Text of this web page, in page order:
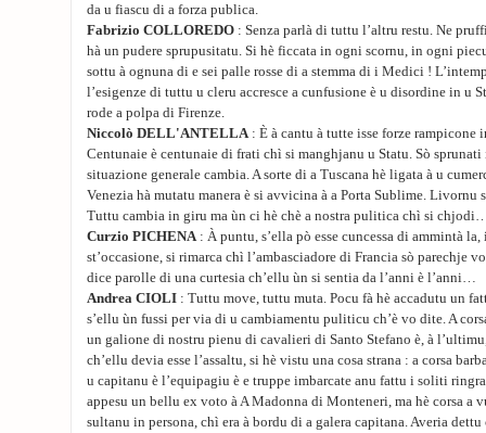
da u fiascu di a forza publica.
Fabrizio COLLOREDO : Senza parlà di tuttu l’altru restu. Ne
hà un pudere sprupusitatu. Si hè ficcata in ogni scornu, in ogni
sottu à ognuna di e sei palle rosse di a stemma di i Medici !
l’esigenze di tuttu u cleru accresce a cunfusione è u disordine in u
rode a polpa di Firenze.
Niccolò DELL'ANTELLA : È à cantu à tutte isse forze rampicone
Centunaie è centunaie di frati chì si manghjanu u Statu. Sò sprunati
situazione generale cambia. A sorte di a Tuscana hè ligata à u
Venezia hà mutatu manera è si avvicina à a Porta Sublime. Livornu
Tuttu cambia in giru ma ùn ci hè chè a nostra pulitica chì si
Curzio PICHENA : À puntu, s’ella pò esse cuncessa di ammintà
st’occasione, si rimarca chì l’ambasciadore di Francia sò parechje
dice parolle di una curtesia ch’ellu ùn si sentia da l’anni è l’anni…
Andrea CIOLI : Tuttu move, tuttu muta. Pocu fà hè accadutu un
s’ellu ùn fussi per via di u cambiamentu puliticu ch’è vo dite. A
un galione di nostru pienu di cavalieri di Santo Stefano è, à
ch’ellu devia esse l’assaltu, si hè vistu una cosa strana : a corsa
u capitanu è l’equipagiu è e truppe imbarcate anu fattu i soliti
appesu un bellu ex voto à A Madonna di Monteneri, ma hè corsa a
sultanu in persona, chì era à bordu di a galera capitana. Averia